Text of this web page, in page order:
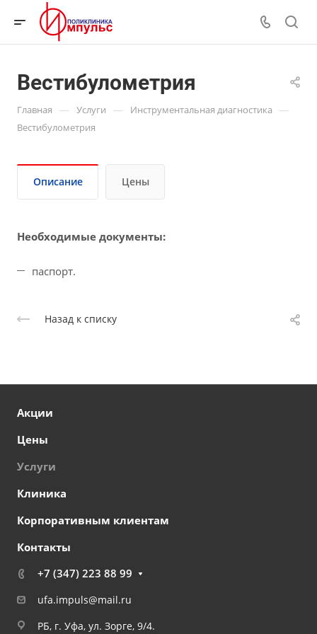
Вестибулометрия
Главная — Услуги — Инструментальная диагностика —
Вестибулометрия
Описание Цены
Необходимые документы:
паспорт.
Назад к списку
Акции
Цены
Услуги
Клиника
Корпоративным клиентам
Контакты
+7 (347) 223 88 99
ufa.impuls@mail.ru
РБ, г. Уфа, ул. Зорге, 9/4.